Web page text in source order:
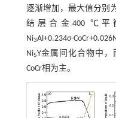
逐渐增加，最大值分别
结层合金400 ℃平衡
Ni3Al+0.234σ-
Ni5Y金属间化合物中，
CoCr相为主。